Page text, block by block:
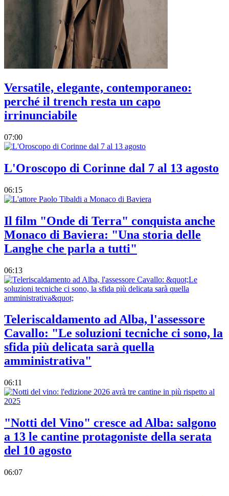
Versatile, elegante, contemporaneo:
perché il trench resta un capo
irrinunciabile
07:00
L'Oroscopo di Corinne dal 7 al 13 agosto
06:15
Il film "Onde di Terra" conquista anche
Monaco di Baviera: "Una storia delle
Langhe che parla a tutti"
06:13
Teleriscaldamento ad Alba, l'assessore
Cavallo: "Le soluzioni tecniche ci sono, la
sfida più delicata sarà quella
amministrativa"
06:11
"Notti del Vino" cresce ad Alba: salgono
a 13 le cantine protagoniste della serata
del 10 agosto
06:07